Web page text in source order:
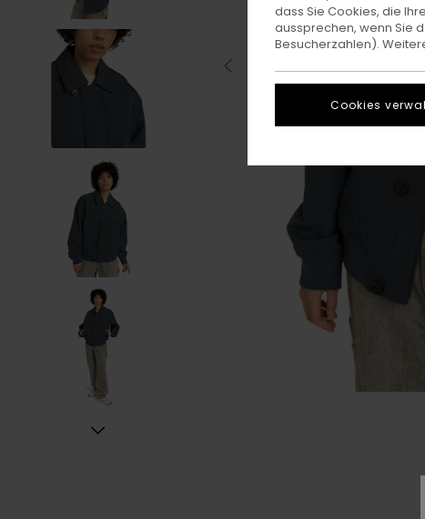
dass Sie Cookies, die
aussprechen, wenn Sie
Besucherzahlen).
Cookies